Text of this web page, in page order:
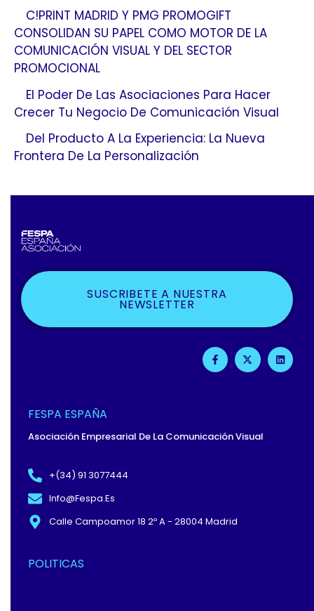
C!PRINT MADRID Y PMG PROMOGIFT
CONSOLIDAN SU PAPEL COMO MOTOR DE LA
COMUNICACIÓN VISUAL Y DEL SECTOR
PROMOCIONAL
El Poder De Las Asociaciones Para Hacer
Crecer Tu Negocio De Comunicación Visual
Del Producto A La Experiencia: La Nueva
Frontera De La Personalización
SUSCRIBETE A NUESTRA
NEWSLETTER
F
A
C
F
X
-
T
L
I
N
FESPA ESPAÑA
Asociación Empresarial De La Comunicación Visual
+(34) 91 3077444
Info@fespa.es
Calle Campoamor 18 2º A - 28004 Madrid
POLITICAS